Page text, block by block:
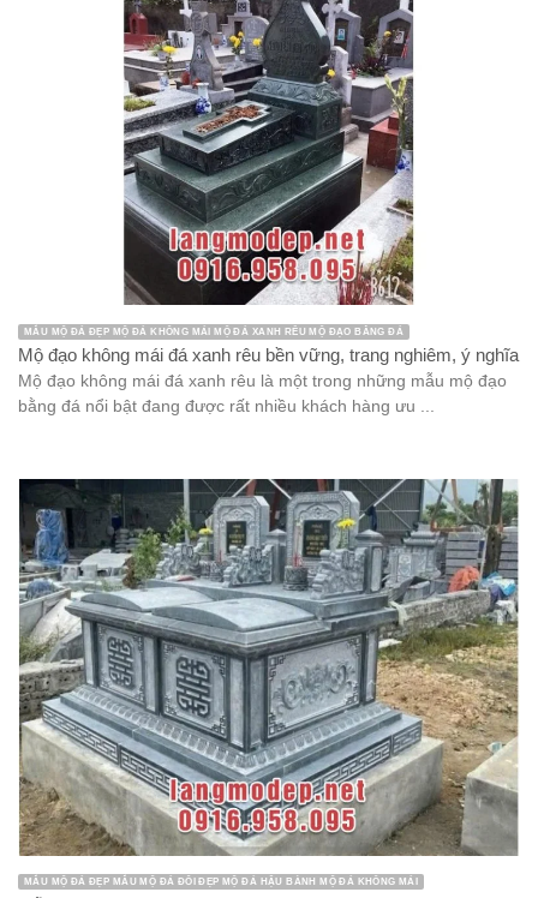
MẪU MỘ ĐÁ ĐẸP MỘ ĐÁ KHÔNG MÁI MỘ ĐÁ XANH RÊU MỘ ĐẠO BẰNG ĐÁ
Mộ đạo không mái đá xanh rêu bền vững, trang nghiêm, ý nghĩa
Mộ đạo không mái đá xanh rêu là một trong những mẫu mộ đạo
bằng đá nổi bật đang được rất nhiều khách hàng ưu ...
MẪU MỘ ĐÁ ĐẸP MẪU MỘ ĐÁ ĐÔI ĐẸP MỘ ĐÁ HẬU BÀNH MỘ ĐÁ KHÔNG MÁI